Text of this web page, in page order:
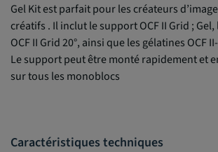
Gel Kit est parfait pour les créateurs
créatifs . Il inclut le support OCF II Grid ; Gel,
OCF II Grid 20°, ainsi que les gélatines OCF
Le support peut être monté rapidement et
sur tous les monoblocs
Caractéristiques techniques